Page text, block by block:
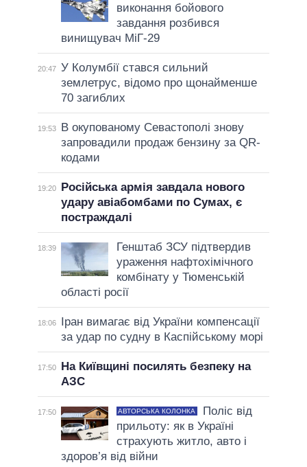
виконання бойового
завдання розбився
винищувач МіГ-29
20:47 У Колумбії стався сильний
землетрус, відомо про щонайменше
70 загиблих
19:53
В окупованому Севастополі знову
запровадили продаж бензину за QR-
кодами
19:20
Російська армія завдала нового
удару авіабомбами по Сумах, є
постраждалі
18:39
Генштаб ЗСУ підтвердив
ураження нафтохімічного
комбінату у Тюменській
області росії
18:06
Іран вимагає від України компенсації
за удар по судну в Каспійському морі
17:50
На Київщині посилять безпеку на
АЗС
17:50 АВТОРСЬКА КОЛОНКА
Поліс від
прильоту: як в Україні
страхують житло, авто і
здоров’я від війни